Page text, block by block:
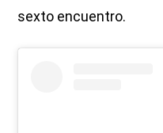
sexto encuentro.